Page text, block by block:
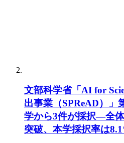
文部科学省「AI for
出事業（SPReAD）」
学から3件が採択―全
突破、本学採択率は